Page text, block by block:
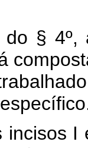
do §
incisos